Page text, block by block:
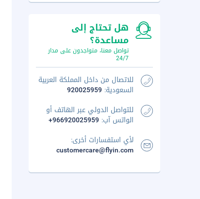
هل تحتاج إلى
مساعدة؟
تواصل معنا، متواجدون على مدار
24/7
للاتصال من داخل المملكة العربية
السعودية: 920025959
للتواصل الدولي عبر الهاتف أو
الواتس آب: +966920025959
لأي استفسارات أخرى:
customercare@flyin.com